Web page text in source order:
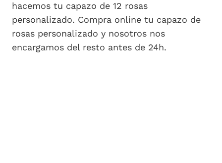
hacemos tu capazo de 12 rosas
personalizado. Compra online tu capazo de
rosas personalizado y nosotros nos
encargamos del resto antes de 24h.